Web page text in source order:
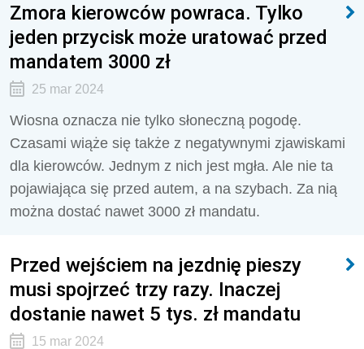
Zmora kierowców powraca. Tylko
jeden przycisk może uratować przed
mandatem 3000 zł
25 mar 2024
Wiosna oznacza nie tylko słoneczną pogodę.
Czasami wiąże się także z negatywnymi zjawiskami
dla kierowców. Jednym z nich jest mgła. Ale nie ta
pojawiająca się przed autem, a na szybach. Za nią
można dostać nawet 3000 zł mandatu.
Przed wejściem na jezdnię pieszy
musi spojrzeć trzy razy. Inaczej
dostanie nawet 5 tys. zł mandatu
15 mar 2024